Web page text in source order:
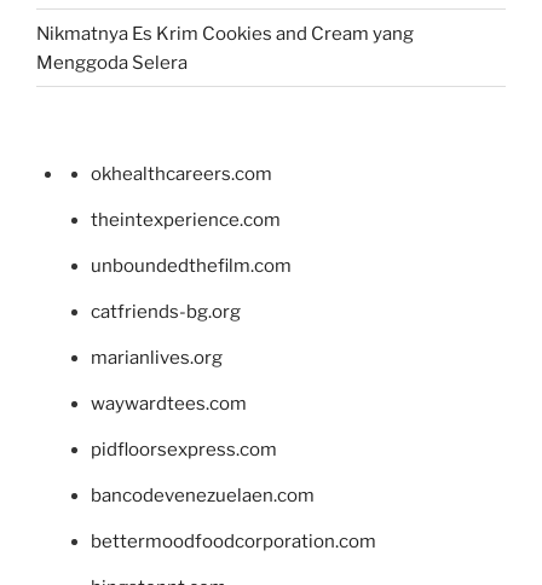
Nikmatnya Es Krim Cookies and Cream yang
Menggoda Selera
okhealthcareers.com
theintexperience.com
unboundedthefilm.com
catfriends-bg.org
marianlives.org
waywardtees.com
pidfloorsexpress.com
bancodevenezuelaen.com
bettermoodfoodcorporation.com